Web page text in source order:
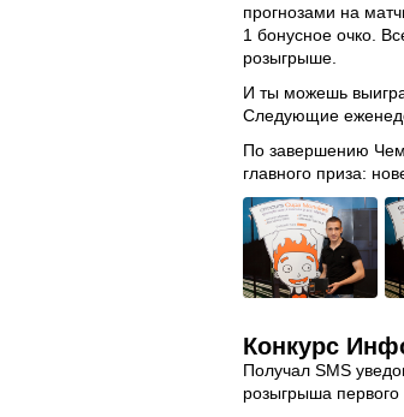
прогнозами на
1 бонусное очко.
розыгрыше.
И ты можешь
Следующие
По завершению
главного приза:
Конкурс
Получал SMS
розыгрыша